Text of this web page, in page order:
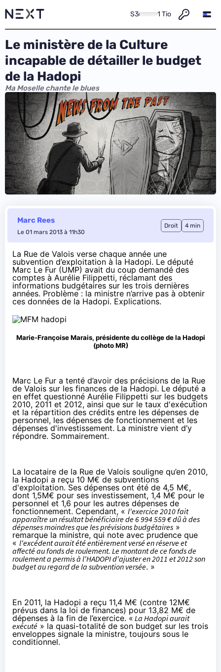
S3 1 Tio
Le ministère de la Culture
incapable de détailler le budget
de la Hadopi
Ma Moselle chante le blues
Marc Rees
Le 01 mars 2013 à 11h30
Droit 4 min
La Rue de Valois verse chaque année une
subvention d’exploitation à la Hadopi. Le député
Marc Le Fur (UMP) avait du coup demandé des
comptes à Aurélie Filippetti, réclamant des
informations budgétaires sur les trois dernières
années. Problème : la ministre n’arrive pas à obtenir
ces données de la Hadopi. Explications.
Marie-Françoise Marais, présidente du collège de la Hadopi
(photo MR)
Marc Le Fur a tenté d’avoir des précisions de la Rue
de Valois sur les finances de la Hadopi. Le député a
en effet questionné Aurélie Filippetti sur les budgets
2010, 2011 et 2012, ainsi que sur le taux d'exécution
et la répartition des crédits entre les dépenses de
personnel, les dépenses de fonctionnement et les
dépenses d'investissement. La ministre vient d’y
répondre. Sommairement.
La locataire de la Rue de Valois souligne qu’en 2010,
la Hadopi a reçu 10 M€ de subventions
d'exploitation. Ses dépenses ont été de 4,5 M€,
dont 1,5M€ pour ses investissement, 1,4 M€ pour le
personnel et 1,6 pour les autres dépenses de
fonctionnement. Cependant, « l'exercice 2010 fait
apparaître un résultat bénéficiaire de 6 994 559 € dû à des
dépenses moindres que les prévisions budgétaires »
remarque la ministre, qui note avec prudence que
« l'excédent aurait été entièrement versé en réserve et
affecté au fonds de roulement. Le montant de ce fonds de
roulement a permis à l'HADOPI d'ajuster en 2011 et 2012 son
budget au regard de la subvention versée. »
En 2011, la Hadopi a reçu 11,4 M€ (contre 12M€
prévus dans la loi de finances) pour 13,82 M€ de
dépenses à la fin de l’exercice. « La Hadopi aurait
exécuté » la quasi-totalité de son budget sur les trois
enveloppes signale la ministre, toujours sous le
conditionnel.